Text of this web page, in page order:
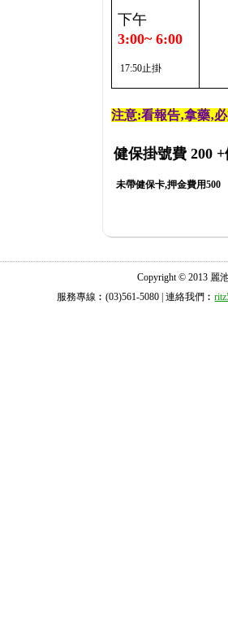
下午
3:00~ 6:00
17:50止掛
注意:看報告‚拿藥‚
健保掛號費 200 +
未帶健保卡,押金費用500
Copyright © 2013 麗
服務專線︰(03)561-5080 | 連絡我們︰